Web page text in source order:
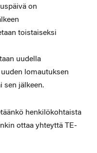
on
toistaiseksi
uudella
lomautuksen
sen jälkeen.
henkilökohtaista
ottaa yhteyttä TE-